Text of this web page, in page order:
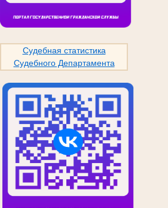
Судебная статистика
Судебного Департамента